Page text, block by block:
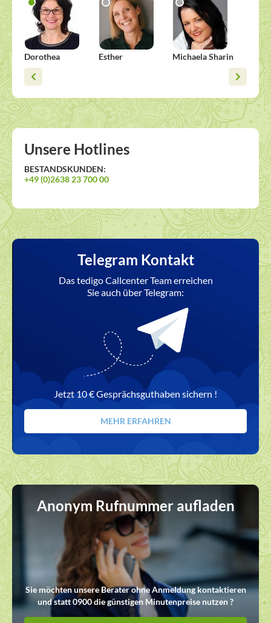
Dorothea Esther Michaela Sharin Alisha
Unsere Hotlines
BESTANDSKUNDEN:
+49 (0)2638 23 700 00
Telegram Kontakt
Das tedigo Callcenter Team erreichen
Sie auch über Telegram:
Jetzt 10 € Gesprächsguthaben sichern !
MEHR ERFAHREN
Anonym Rufnummer aufladen
Sie möchten unsere Berater ohne Anmeldung kontaktieren
und statt 0900 die günstigen Minutenpreise nutzen ?